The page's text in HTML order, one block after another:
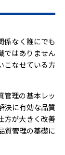
係なく誰にでも
ではありません
こなせている方
管理の基本レッ
決に有効な品質
方が大きく改善
質管理の基礎に